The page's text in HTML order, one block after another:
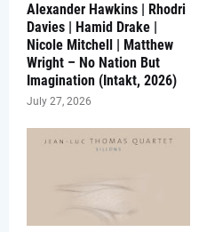
Alexander Hawkins | Rhodri
Davies | Hamid Drake |
Nicole Mitchell | Matthew
Wright – No Nation But
Imagination (Intakt, 2026)
July 27, 2026